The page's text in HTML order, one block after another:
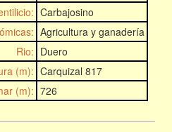
Carbajosino
Agricultura y ganadería
Rio: Duero
(m): Carquizal 817
(m): 726